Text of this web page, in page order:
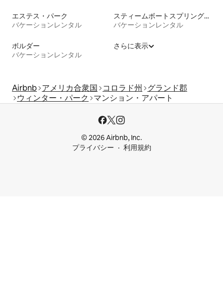
エステス・パーク
バケーションレンタル
スティームボートスプリングス
バケーションレンタル
ボルダー
バケーションレンタル
さらに表示
Airbnb アメリカ合衆国 コロラド州
グランド郡
ウィンター・パーク
マンション・アパート
© 2026 Airbnb, Inc.
プライバシー
利用規約